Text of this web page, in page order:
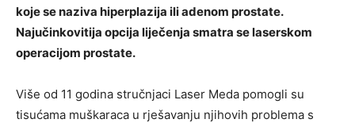
koje se naziva hiperplazija ili adenom prostate.
Najučinkovitija opcija liječenja smatra se laserskom
operacijom prostate.
Više od 11 godina stručnjaci Laser Meda pomogli su
tisućama muškaraca u rješavanju njihovih problema s